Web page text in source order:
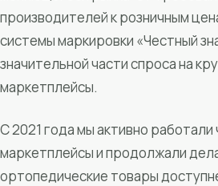
производителей к розничным
системы маркировки «Честный
значительной части спроса на
маркетплейсы.
С 2021 года мы активно работали
маркетплейсы и продолжали
ортопедические товары